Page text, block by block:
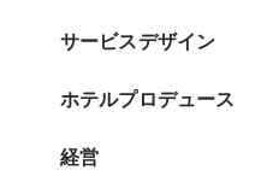
サービスデザイン
ホテルプロデュース
経営